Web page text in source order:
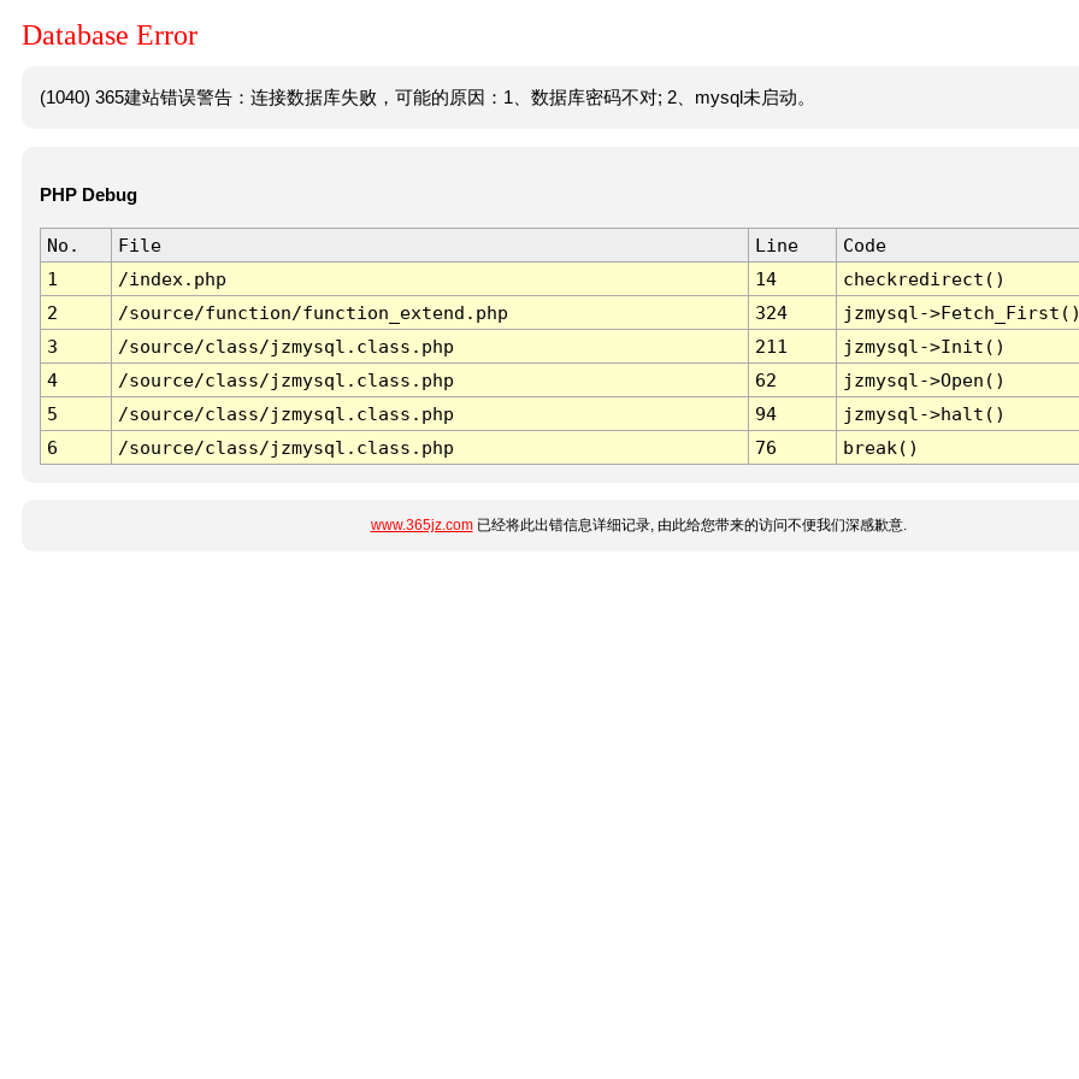
Database Error
(1040) 365建站错误警告：连接数据库失败，可能的原因：1、数据库密码不对; 2、mysql未启动。
PHP Debug
No. File Line
Code
1
/index.php 14
checkredirect()
2
/source/function/function_extend.php 324
jzmysql-
3
/source/class/jzmysql.class.php 211
jzmysql->Init()
4
/source/class/jzmysql.class.php 62
jzmysql->Open()
5
/source/class/jzmysql.class.php 94
jzmysql->halt()
6
/source/class/jzmysql.class.php 76 break()
www.365jz.com已经将此出错信息详细记录, 由此给您带来的访问不便我们深感歉意.